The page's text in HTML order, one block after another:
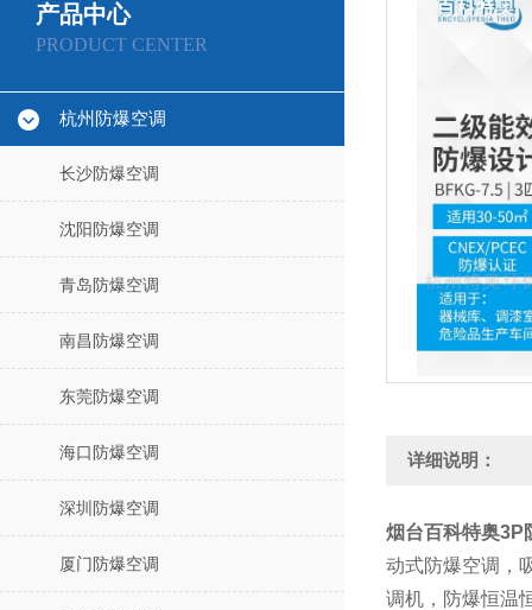
产品中心
PRODUCT CENTER
杭州防爆空调
长沙防爆空调
沈阳防爆空调
青岛防爆空调
南昌防爆空调
东莞防爆空调
海口防爆空调
深圳防爆空调
厦门防爆空调
详细说明：
烟台百科特奥3P
动式防爆空调，
调机，防爆恒温